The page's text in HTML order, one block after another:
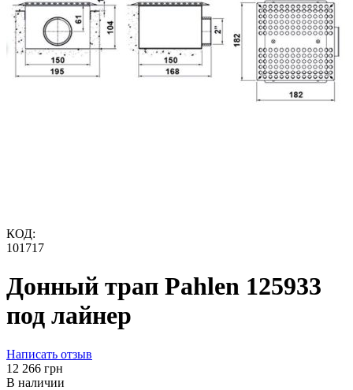
КОД:
101717
Донный трап Pahlen 125933
под лайнер
Написать отзыв
‍12 266‍ грн
В наличии